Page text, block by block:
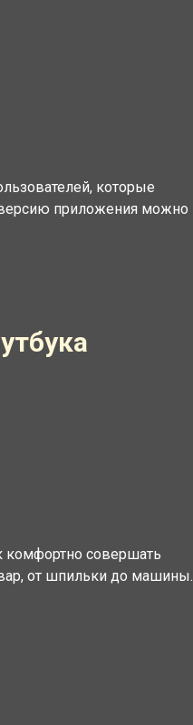
которые
приложения можно
комфортно совершать
от шпильки до машины.